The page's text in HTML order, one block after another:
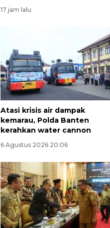
17 jam lalu
Atasi krisis air dampak
kemarau, Polda Banten
kerahkan water cannon
6 Agustus 2026 20:06